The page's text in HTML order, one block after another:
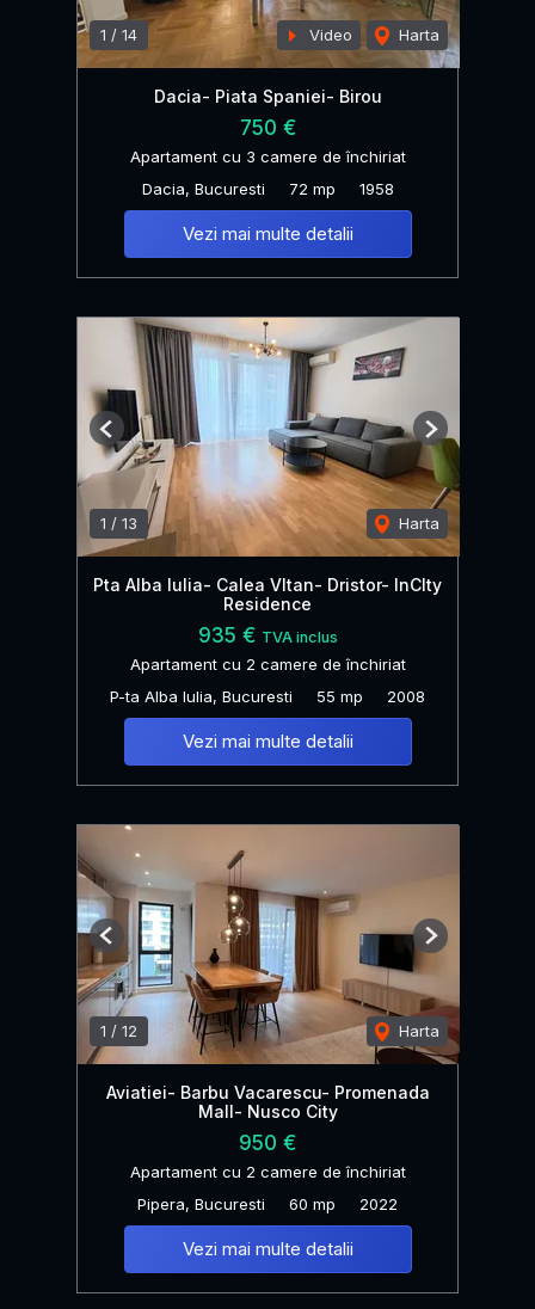
1 / 14 Video Harta
Dacia- Piata Spaniei- Birou
750 €
Apartament cu 3 camere de închiriat
Dacia, Bucuresti
72 mp 1958
Vezi mai multe detalii
1 / 13 Harta
Previous Next
Pta Alba Iulia- Calea VItan- Dristor- InCIty
Residence
935 € TVA inclus
Apartament cu 2 camere de închiriat
P-ta Alba Iulia, Bucuresti
55 mp 2008
Vezi mai multe detalii
1 / 12 Harta
Previous Next
Aviatiei- Barbu Vacarescu- Promenada
Mall- Nusco City
950 €
Apartament cu 2 camere de închiriat
Pipera, Bucuresti
60 mp 2022
Vezi mai multe detalii